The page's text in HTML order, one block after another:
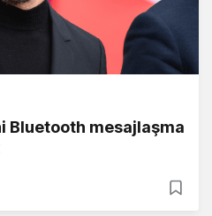
Bluetooth mesajlaşma